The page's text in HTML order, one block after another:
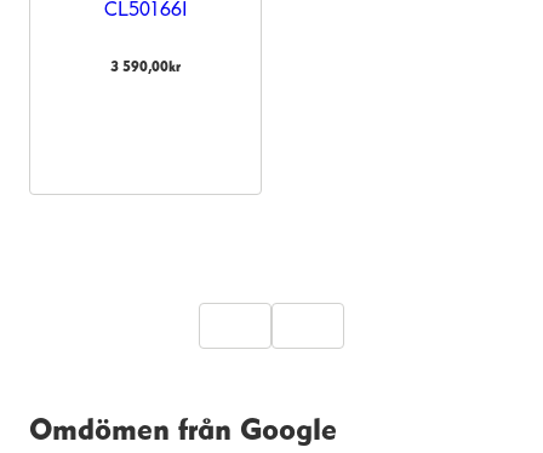
CL50166I
3 590,00kr
Omdömen från Google